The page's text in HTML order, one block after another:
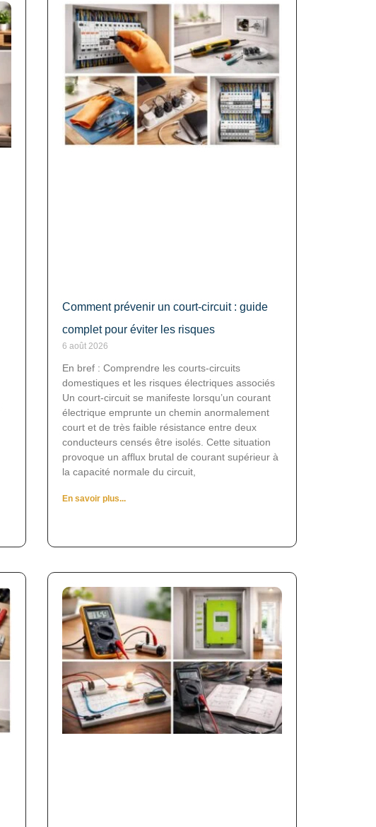
Comment prévenir un court-circuit : guide
complet pour éviter les risques
6 août 2026
En bref : Comprendre les courts-circuits
domestiques et les risques électriques associés
Un court-circuit se manifeste lorsqu’un courant
électrique emprunte un chemin anormalement
court et de très faible résistance entre deux
conducteurs censés être isolés. Cette situation
provoque un afflux brutal de courant supérieur à
la capacité normale du circuit,
En savoir plus...